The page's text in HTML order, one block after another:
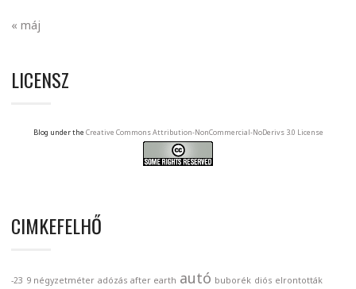
« máj
LICENSZ
Blog under the Creative Commons Attribution-NonCommercial-NoDerivs 3.0 License
CIMKEFELHŐ
-23 9 négyzetméter adózás after earth autó buborék diós elrontották